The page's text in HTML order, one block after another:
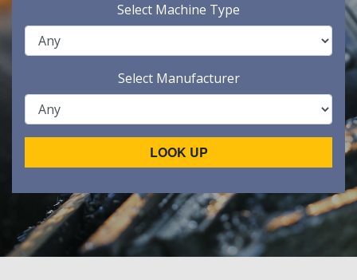
Select Machine Type
Select Manufacturer
LOOK UP